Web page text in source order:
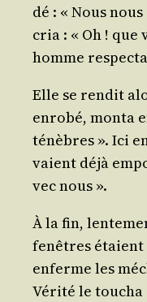
dé : « Nous
cria : « Oh !
homme
Elle se ren­dit
enro­bé, mon­ta
ténèbres ». Ici
vaient déjà
vec nous ».
À la fin,
fenêtres étaient
enferme les
Véri­té le tou­cha